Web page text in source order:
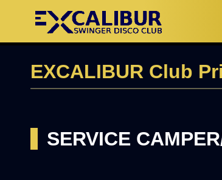
EXCALIBUR Club
SERVICE